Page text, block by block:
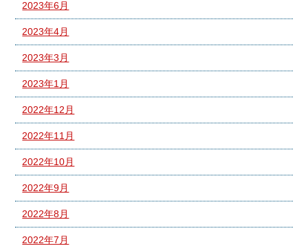
2023年6月
2023年4月
2023年3月
2023年1月
2022年12月
2022年11月
2022年10月
2022年9月
2022年8月
2022年7月